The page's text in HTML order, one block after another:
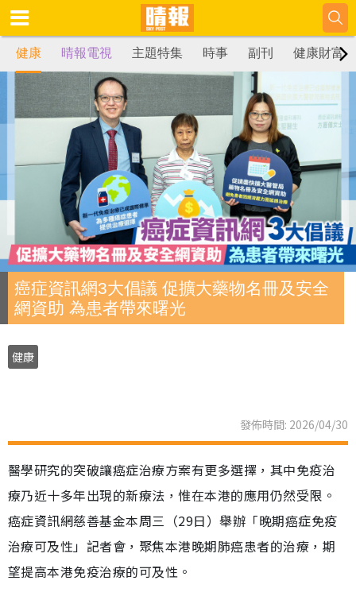
健康 晴報電視 主題特集 時事 副刊 健康財富
癌症資訊網3大倡議 促擴大藥物名冊及安全
網資助 為患者帶來曙光
健康
發佈時間: 2026/04/30
醫學研究的突破讓癌症治療方案有更多選擇，其中免疫治
療乃近十多年出現的新療法，惟在本港的應用仍然受限。
癌症資訊網慈善基金本周三（29日）舉辦「晚期癌症免疫
治療可及性」記者會，聚焦本港晚期肺癌患者的治療，期
望提高本港免疫治療的可及性。